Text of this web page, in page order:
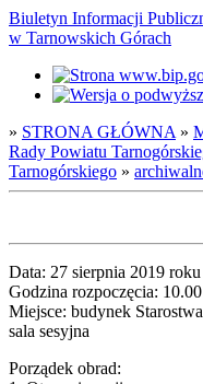
Biuletyn Informacji
w Tarnowskich Górach
» STRONA GŁÓWNA »
Rady Powiatu
Tarnogórskiego »
Data: 27 sierpnia 2019 roku
Godzina rozpoczęcia: 10.00
Miejsce: budynek
sala sesyjna
Porządek obrad: